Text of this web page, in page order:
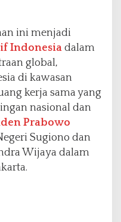
ini menjadi
Indonesia dalam
global,
di kawasan
kerja sama yang
nasional dan
Prabowo
Sugiono dan
Wijaya dalam